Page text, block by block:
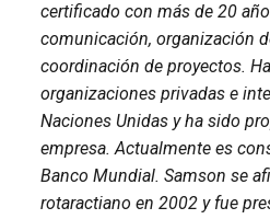
certificado con más de 20
comunicación, organización
coordinación de proyectos.
organizaciones privadas e
Naciones Unidas y ha sido
empresa. Actualmente es
Banco Mundial. Samson se
rotaractiano en 2002 y fue